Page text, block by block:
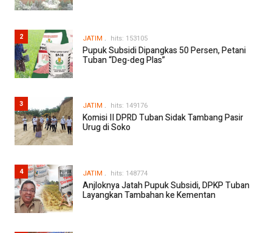
2 JATIM hits: 153105
Pupuk Subsidi Dipangkas 50 Persen, Petani
Tuban “Deg-deg Plas”
3 JATIM hits: 149176
Komisi II DPRD Tuban Sidak Tambang Pasir
Urug di Soko
4 JATIM hits: 148774
Anjloknya Jatah Pupuk Subsidi, DPKP Tuban
Layangkan Tambahan ke Kementan